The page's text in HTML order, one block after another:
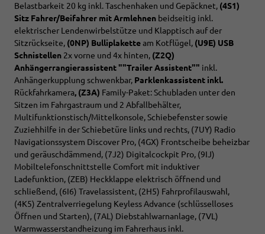
Belastbarkeit 20 kg inkl. Taschenhaken und Gepäcknet, (4S1)
Sitz Fahrer/Beifahrer mit Armlehnen beidseitig inkl.
elektrischer Lendenwirbelstütze und Klapptisch auf der
Sitzrückseite, (0NP) Bulliplaketteam Kotflügel, (U9E) USB
Schnistellen 2x vorne und 4x hinten, (Z2Q)
Anhängerrangierassistent ""Trailer Assistent"" inkl.
Anhängerkupplung schwenkbar, Parklenkassistent inkl.
Rückfahrkamera, (Z3A) Family-Paket: Schubladen unter den
Sitzen im Fahrgastraum und 2 Abfallbehälter,
Multifunktionstisch/Mittelkonsole, Schiebefenster sowie
Zuziehhilfe in der Schiebetüre links und rechts, (7UY) Radio
Navigationssystem Discover Pro, (4GX) Frontscheibe beheizbar
und geräuschdämmend, (7J2) Digitalcockpit Pro, (9IJ)
Mobiltelefonschnittstelle Comfort mit induktiver
Ladefunktion, (ZEB) Heckklappe elektrisch öffnend und
schließend, (6I6) Travelassistent, (2H5) Fahrprofilauswahl,
(4K5) Zentralverriegelung Keyless Advance (schlüsselloses
Öffnen und Starten), (7AL) Diebstahlwarnanlage, (7VL)
Warmwasserstandheizung im Fahrerhaus inkl.